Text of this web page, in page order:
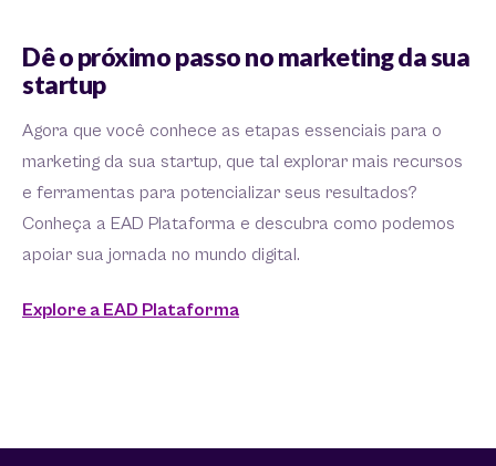
Dê o próximo passo no marketing da sua
startup
Agora que você conhece as etapas essenciais para o
marketing da sua startup, que tal explorar mais recursos
e ferramentas para potencializar seus resultados?
Conheça a EAD Plataforma e descubra como podemos
apoiar sua jornada no mundo digital.
Explore a EAD Plataforma